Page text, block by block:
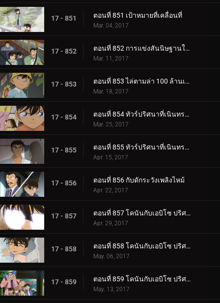
17 - 851 ตอนที่ 851 เป้าหมายที่เคลื่อนที่
Mar. 04, 2017
17 - 852 ตอนที่ 852 การแข่งสันนิษฐานในห้องปิดตายของชมรมนักสืบเยาวชน
Mar. 11, 2017
17 - 853 ตอนที่ 853 ไล่ตามล่า 100 ล้านเยน
Mar. 18, 2017
17 - 854 ตอนที่ 854 ทัวร์ปริศนาที่เนินทราย ท็ตโทริ (ตอน 1)
Mar. 25, 2017
17 - 855 ตอนที่ 855 ทัวร์ปริศนาที่เนินทราย ท็ตโทริ (ตอน 2)
Apr. 15, 2017
17 - 856 ตอนที่ 856 กับดักระวังเพลิงไหม้
Apr. 22, 2017
17 - 857 ตอนที่ 857 โคนันกับเอบิโซ ปริศนาคาบุกิหมายเลข 18 (ตอนพิเศษ 1)
Apr. 29, 2017
17 - 858 ตอนที่ 858 โคนันกับเอบิโซ ปริศนาคาบุกิหมายเลข 18 (ตอนพิเศษ 2)
May. 06, 2017
17 - 859 ตอนที่ 859 โคนันกับเอบิโซ ปริศนาคาบุกิหมายเลข 18 (ตอนพิเศษ 3)
May. 13, 2017